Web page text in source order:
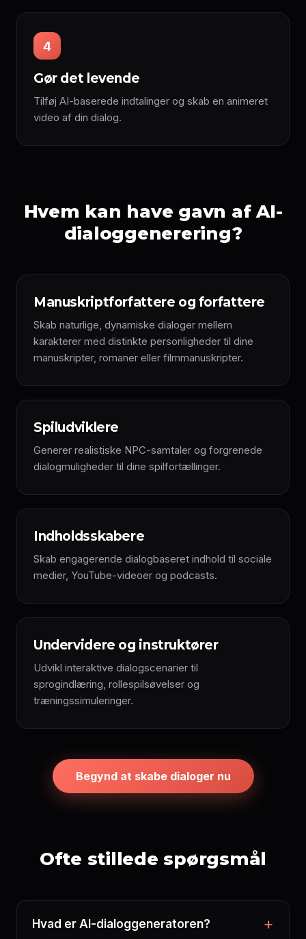
4
Gør det levende
Tilføj AI-baserede indtalinger og skab en animeret
video af din dialog.
Hvem kan have gavn af AI-
dialoggenerering?
Manuskriptforfattere og forfattere
Skab naturlige, dynamiske dialoger mellem
karakterer med distinkte personligheder til dine
manuskripter, romaner eller filmmanuskripter.
Spiludviklere
Generer realistiske NPC-samtaler og forgrenede
dialogmuligheder til dine spilfortællinger.
Indholdsskabere
Skab engagerende dialogbaseret indhold til sociale
medier, YouTube-videoer og podcasts.
Undervidere og instruktører
Udvikl interaktive dialogscenarier til
sprogindlæring, rollespilsøvelser og
træningssimuleringer.
Begynd at skabe dialoger nu
Ofte stillede spørgsmål
Hvad er AI-dialoggeneratoren?